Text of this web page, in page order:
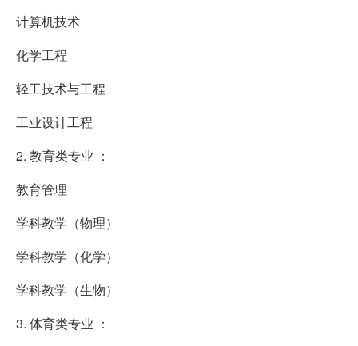
计算机技术
化学工程
轻工技术与工程
工业设计工程
2. 教育类专业 ：
教育管理
学科教学（物理）
学科教学（化学）
学科教学（生物）
3. 体育类专业 ：